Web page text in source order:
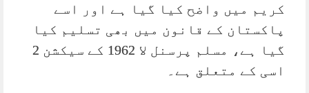
کریم میں واضح کیا گیا ہے اور اسے
پاکستان کے قانون میں بھی تسلیم کیا
گیا ہے، مسلم پرسنل لا 1962 کے سیکشن 2
اسی کے متعلق ہے۔